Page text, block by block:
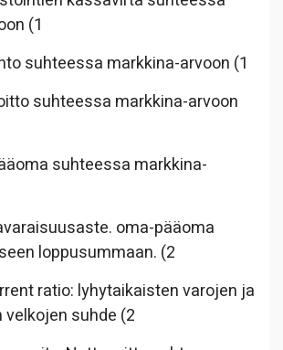
(1
suhteessa markkina-arvoon (1
suhteessa markkina-arvoon
suhteessa markkina-
oma-pääoma
loppusummaan. (2
ratio: lyhytaikaisten varojen ja
suhde (2